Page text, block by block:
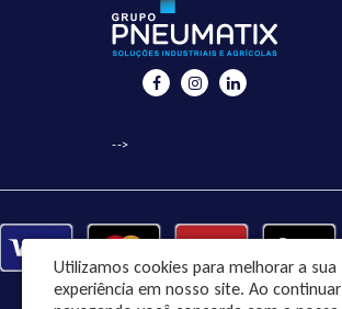
-->
Utilizamos cookies para melhorar a sua
experiência em nosso site. Ao continuar